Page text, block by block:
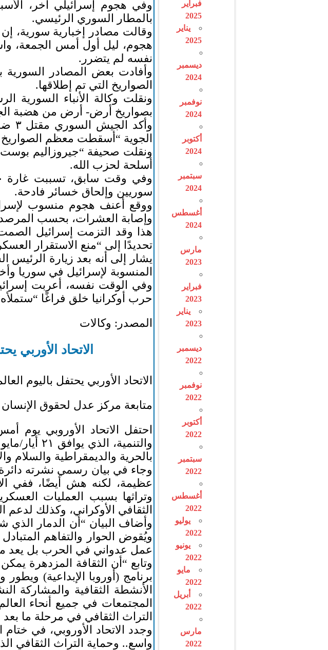
فبراير
2025
يناير
2025
ديسمبر
2024
نوفمبر
2024
أكتوبر
2024
سبتمبر
2024
أغسطس
2024
مارس
2023
فبراير
2023
يناير
2023
ديسمبر
2022
نوفمبر
2022
أكتوبر
2022
سبتمبر
2022
أغسطس
2022
يوليو
2022
يونيو
2022
مايو
2022
أبريل
2022
مارس
2022
وفي هجوم إسرائيلي آخر،
بالمطار السوري الرئيسي.
وقالت مصادر إخبارية سورية،
هجوم، ليل أول أمس الجمعة،
نفسه لم يتضرر.
وأفادت بعض المصادر
الصواريخ التي تم إطلاقها.
ونقلت وكالة الأنباء
بصواريخ أرض- أرض من هضبة
الجوية “أسقطت معظم الصواريخ
ونقلت صحيفة “جيروزاليم
أسلحة لحزب الله.
سوريين وإلحاق خسائر فادحة.
وإصابة العشرات، بحسب
هذا وقد التزمت إسرائيل
تحديدًا إلى “منع الاستقرار
المنسوبة لإسرائيل في سوريا
وفي الوقت نفسه، أعربت
حرب أوكرانيا خلق فراغًا
المصدر: وكالات
الاتحاد الأوربي
الاتحاد الأوربي يحتفل باليوم
متابعة مركز عدل لحقوق الإنسان
بالحرية والديمقراطية والسلام
وجاء في بيان رسمي نشرته دائرة
عظيمة، لكنه هش أيضًا، ففي
وتراثها بسبب العمليات
الثقافي الأوكراني، وكذلك لدعم
وأضاف البيان “أن الدمار الذي
ويُقوض الحوار والتفاهم
عمل عدواني في الحرب بل يعد
وتابع “أن الثقافة المزدهرة
برنامج (أوروبا الإبداعية)
الأنشطة الثقافية والمشاركة
المجتمعات في جميع أنحاء
التراث الثقافي في مرحلة ما بعد
وجدد الاتحاد الأوروبي، في
واسع.. وحماية التراث الثقافي